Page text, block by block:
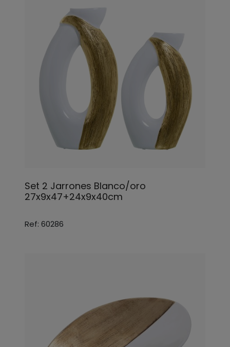
Set 2 Jarrones Blanco/oro
27x9x47+24x9x40cm
Ref: 60286